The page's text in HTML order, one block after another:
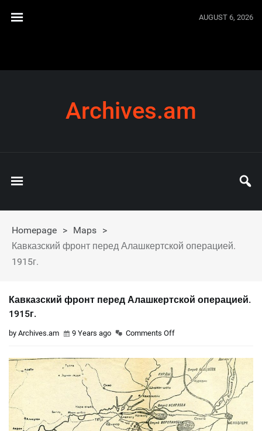
AUGUST 6, 2026
Archives.am
Homepage > Maps >
Кавказский фронт перед Алашкертской операцией.
1915г.
Кавказский фронт перед Алашкертской операцией.
1915г.
by Archives.am 9 Years ago Comments Off